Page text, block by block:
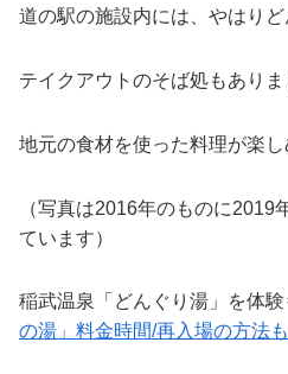
道の駅の施設内には、やはりど
テイクアウトのそば処もありま
地元の食材を使った料理が楽し
（写真は2016年のものに2019
ています）
稲武温泉「どんぐり湯」を体
の湯」料金時間/再入場の方法